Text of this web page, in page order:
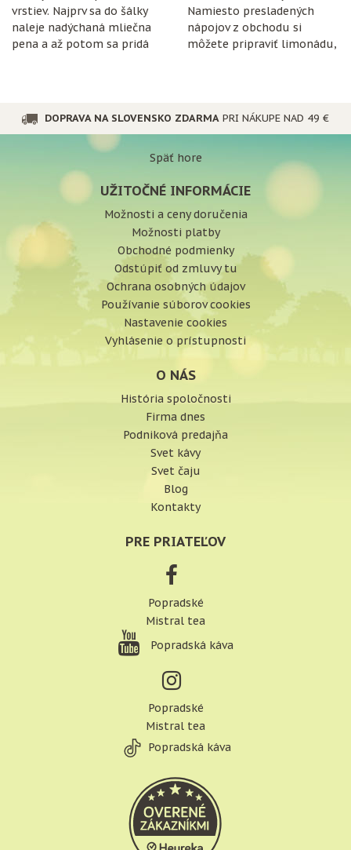
vrstiev. Najprv sa do šálky
naleje nadýchaná mliečna
pena a až potom sa pridá
Namiesto presladených
nápojov z obchodu si
môžete pripraviť limonádu,
DOPRAVA NA SLOVENSKO ZDARMA PRI NÁKUPE NAD 49 €
Späť hore
UŽITOČNÉ INFORMÁCIE
Možnosti a ceny doručenia
Možnosti platby
Obchodné podmienky
Odstúpiť od zmluvy tu
Ochrana osobných údajov
Používanie súborov cookies
Nastavenie cookies
Vyhlásenie o prístupnosti
O NÁS
História spoločnosti
Firma dnes
Podniková predajňa
Svet kávy
Svet čaju
Blog
Kontakty
PRE PRIATEĽOV
Popradské
Mistral tea
Popradská káva
Popradské
Mistral tea
Popradská káva